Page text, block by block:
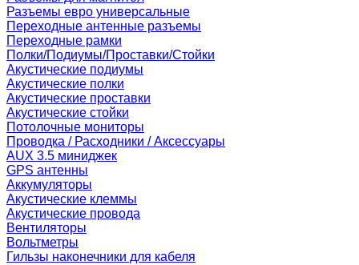
Разъемы евро универсальные
Переходные антенные разъемы
Переходные рамки
Полки/Подиумы/Проставки/Стойки
Акустические подиумы
Акустические полки
Акустические проставки
Акустические стойки
Потолочные мониторы
Проводка / Расходники / Аксессуары
AUX 3.5 миниджек
GPS антенны
Аккумуляторы
Акустические клеммы
Акустические провода
Вентиляторы
Вольтметры
Гильзы наконечники для кабеля